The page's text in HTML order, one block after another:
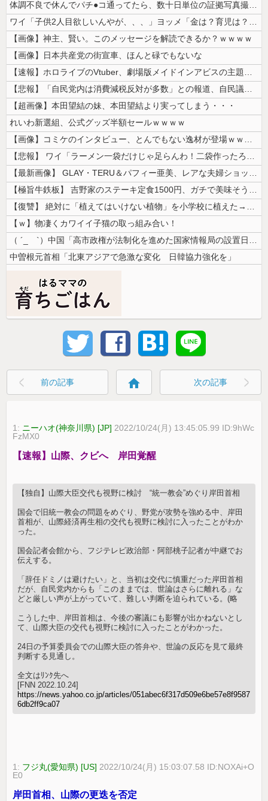
体調不良で休んでパチ●コ通ってたら、数十日単位の証拠写真撮られて会社ク...
ワイ「子供2人目欲しいんやが、、、」ヨッメ「金は？育児は？私の仕事は？...
【画像】神主、賢い。このメッセージを解読できるか？ｗｗｗｗ
【画像】日本共産党の街宣車、ほんと碌でもないな
【速報】ホロライブのVtuber、劇場版メイドインアビスの主題歌決定w...
【悲報】「自民党内は消費減税反対が多数」との報道、自民議員の内部証言と...
【超画像】本田望結の妹、本田望結より実ってしまう・・・
れいわ新選組、公式グッズ半額セールｗｗｗｗ
【画像】コミケのインタビュー、とんでもない逸材が登場ｗｗｗｗｗｗ 【P...
【悲報】 ワイ「ラーメン一袋だけじゃ足らんわ！二袋作ったろ！」→結果ｗ...
【最新画像】 GLAY・TERU＆パフィー亜美、レアな夫婦ショットを公...
【極旨牛鉄板】 吉野家のステーキ定食1500円、ガチで美味そうｗｗｗ
【復讐】 絶対に「植えてはいけない植物」を小学校に植えた→20年経って...
【ｗ】物凄くカワイイ子猫の取っ組み合い！
（ ´_ゝ`）中国「高市政権が法制化を進めた国家情報局の設置日が7月3...
中曽根元首相「北東アジアで急激な変化 日韓協力強化を」
前の記事 home 次の記事
1: ニーハオ(神奈川県) [JP] 2022/10/24(月) 13:45:05.99 ID:9hWc
FzMX0
【速報】山際、クビへ 岸田覚醒
【独自】山際大臣交代も視野に検討 “統一教会”めぐり岸田首相
国会で旧統一教会の問題をめぐり、野党が攻勢を強める中、岸田
首相が、山際経済再生相の交代も視野に検討に入ったことがわか
った。
国会記者会館から、フジテレビ政治部・阿部桃子記者が中継でお
伝えする。
「辞任ドミノは避けたい」と、当初は交代に慎重だった岸田首相
だが、自民党内からも「このままでは、世論はさらに離れる」な
どと厳しい声が上がっていて、難しい判断を迫られている。(略
こうした中、岸田首相は、今後の審議にも影響が出かねないとし
て、山際大臣の交代も視野に検討に入ったことがわかった。
24日の予算委員会での山際大臣の答弁や、世論の反応を見て最終
判断する見通し。
全文はﾘﾝｸ先へ
[FNN 2022.10.24]
https://news.yahoo.co.jp/articles/051abec6f317d509e6be57e8f9587
6db2ff9ca07
1: フジ丸(愛知県) [US] 2022/10/24(月) 15:03:07.58 ID:NOXAi+O
E0
岸田首相、山際の更迭を否定